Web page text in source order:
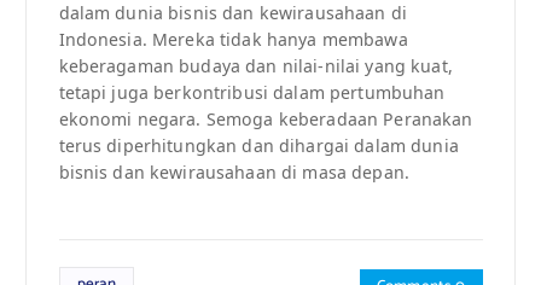
dalam dunia bisnis dan kewirausahaan di
Indonesia. Mereka tidak hanya membawa
keberagaman budaya dan nilai-nilai yang kuat,
tetapi juga berkontribusi dalam pertumbuhan
ekonomi negara. Semoga keberadaan Peranakan
terus diperhitungkan dan dihargai dalam dunia
bisnis dan kewirausahaan di masa depan.